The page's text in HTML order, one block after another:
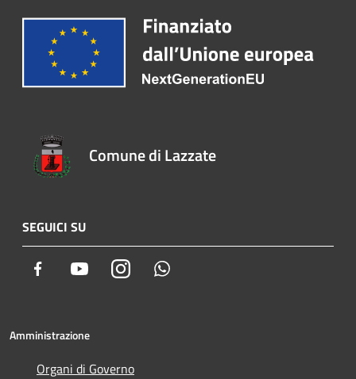
Comune di Lazzate
SEGUICI SU
Facebook YoutubeInstagram
Amministrazione
Organi di Governo